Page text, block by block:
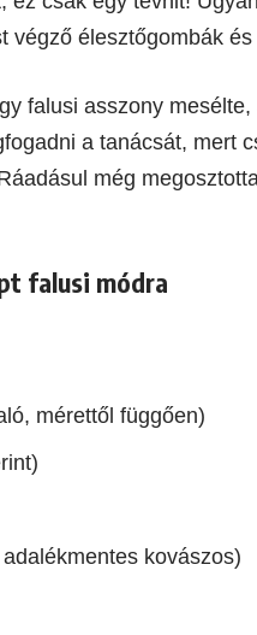
végző élesztőgombák
falusi asszony
a tanácsát, mert
még
falusi módra
mérettől függően)
kovászos)